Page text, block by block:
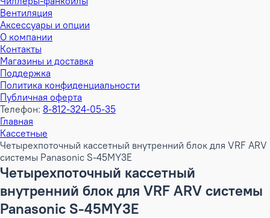
Вентиляция
Аксессуары и опции
О компании
Контакты
Магазины и доставка
Поддержка
Политика конфиденциальности
Публичная оферта
Телефон: 8-812-324-05-35
Главная
Кассетные
Четырехпоточный кассетный внутренний блок для VRF ARV
системы Panasonic S-45MY3E
Четырехпоточный кассетный
внутренний блок для VRF ARV системы
Panasonic S-45MY3E